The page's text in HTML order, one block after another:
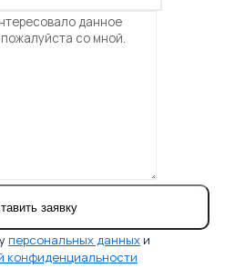
персональных данных и
конфиденциальности